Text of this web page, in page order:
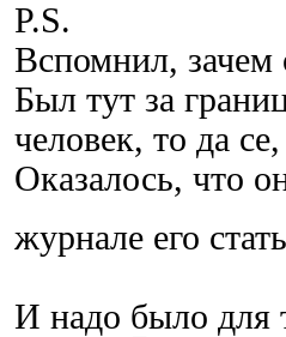
P.S.
Вспомнил, зачем
Был тут за
человек, то да
Оказалось, что
журнале его
И надо было для